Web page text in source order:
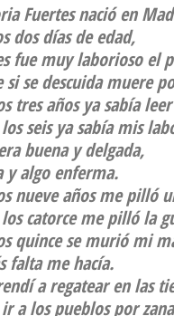
Fuertes nació en
dos días de edad,
fue muy laborioso el
si se descuida muere
tres años ya sabía leer
seis ya sabía mis
buena y delgada,
y algo enferma.
nueve años me pilló
catorce me pilló la
quince se murió mi
falta me hacía.
a regatear en las
a los pueblos por